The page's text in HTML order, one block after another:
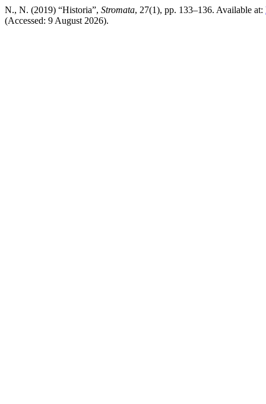
N., N. (2019) “Historia”, Stromata, 27(1), pp. 133–136. Available at:
(Accessed: 9 August 2026).